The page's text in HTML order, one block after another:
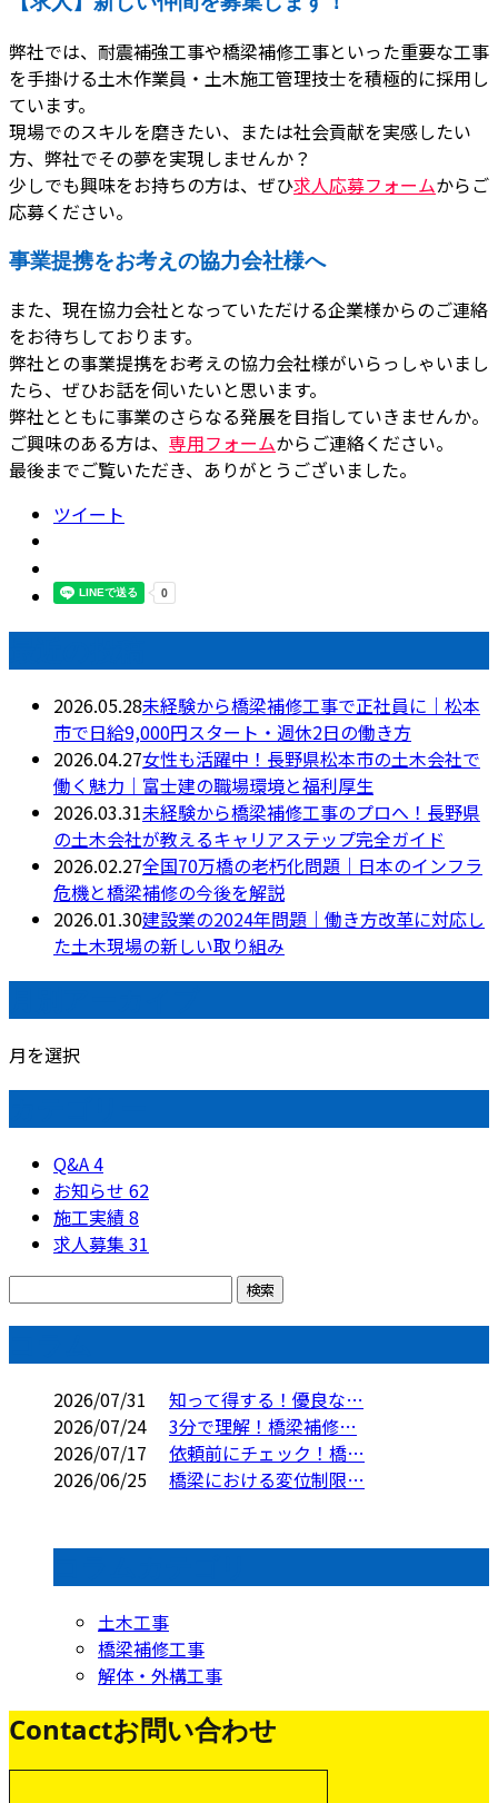
弊社では、耐震補強工事や橋梁補修工事といった重要な工事
を手掛ける土木作業員・土木施工管理技士を積極的に採用し
ています。
現場でのスキルを磨きたい、または社会貢献を実感したい
方、弊社でその夢を実現しませんか？
少しでも興味をお持ちの方は、ぜひ求人応募フォームからご
応募ください。
事業提携をお考えの協力会社様へ
また、現在協力会社となっていただける企業様からのご連絡
をお待ちしております。
弊社との事業提携をお考えの協力会社様がいらっしゃいまし
たら、ぜひお話を伺いたいと思います。
弊社とともに事業のさらなる発展を目指していきませんか。
ご興味のある方は、 専用フォームからご連絡ください。
最後までご覧いただき、ありがとうございました。
ツイート
2026.05.28未経験から橋梁補修工事で正社員に｜松本
市で日給9,000円スタート・週休2日の働き方
2026.04.27女性も活躍中！長野県松本市の土木会社で
働く魅力｜富士建の職場環境と福利厚生
2026.03.31未経験から橋梁補修工事のプロへ！長野県
の土木会社が教えるキャリアステップ完全ガイド
2026.02.27全国70万橋の老朽化問題｜日本のインフラ
危機と橋梁補修の今後を解説
2026.01.30建設業の2024年問題｜働き方改革に対応し
た土木現場の新しい取り組み
月を選択
Q&A4
お知らせ 62
施工実績8
求人募集 31
2026/07/31
知って得する！優良な…
2026/07/24
3分で理解！橋梁補修…
2026/07/17
依頼前にチェック！橋…
2026/06/25
橋梁における変位制限…
土木工事
橋梁補修工事
解体・外構工事
Contactお問い合わせ